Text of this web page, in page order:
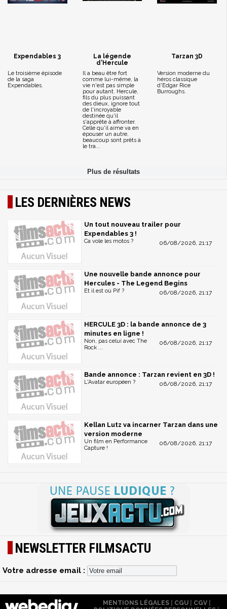
Expendables 3
Le troisième épisode
de la saga
Expendables.
La légende
d'Hercule
Il a beau être fort
comme lui-même, la
vie n'est pas simple
pour autant. Hercule,
fils du plus puissant
des dieux, ignore tout
de l'incroyable
destinée qu'il
s'apprête à affronter.
Celle qu'il aime va en
épouser un autre,
beaucoup sont prêts à
le tra...
Tarzan 3D
Version moderne du
héros classique
d'Edgar Rice
Burroughs.
LES DERNIÈRES NEWS
Un tout nouveau trailer pour
Expendables 3 !
06/08/2026, 21:17
Ca vole les motos ?
Une nouvelle bande annonce pour
Hercules - The Legend Begins
06/08/2026, 21:17
Et il est où Pif ?
HERCULE 3D : la bande annonce de 3
minutes en ligne !
06/08/2026, 21:17
Non, pas celui avec The
Rock ...
Bande annonce : Tarzan revient en 3D !
06/08/2026, 21:17
L'Avatar européen ?
Kellan Lutz va incarner Tarzan dans une
version moderne
06/08/2026, 21:17
Un film en Performance
Capture !
NEWSLETTER FILMSACTU
Votre adresse email :
MENTIONS LÉGALES| CGU| CGV|